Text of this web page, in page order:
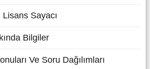
Sayacı
Bilgiler
Ve Soru Dağılımları